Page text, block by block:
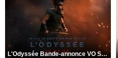
L'Odyssée Bande-annonce VO STFR